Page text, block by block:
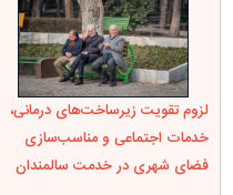
لزوم تقویت زیرساخت‌های درمانی،
خدمات اجتماعی و مناسب‌سازی
فضای شهری در خدمت سالمندان